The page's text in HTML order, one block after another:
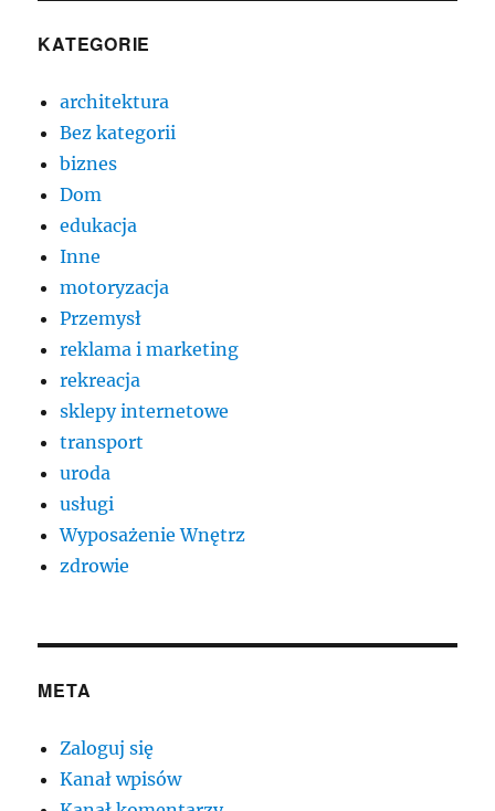
KATEGORIE
architektura
Bez kategorii
biznes
Dom
edukacja
Inne
motoryzacja
Przemysł
reklama i marketing
rekreacja
sklepy internetowe
transport
uroda
usługi
Wyposażenie Wnętrz
zdrowie
META
Zaloguj się
Kanał wpisów